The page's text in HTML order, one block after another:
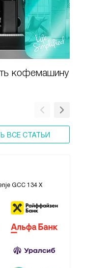
кофемашину
ВСЕ СТАТЬИ
GCC 134 X